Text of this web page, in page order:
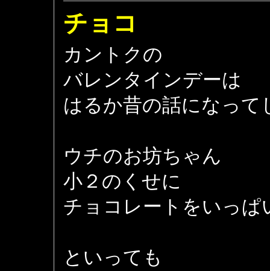
チョコ
カントクの
バレンタインデーは
はるか昔の話になって
ウチのお坊ちゃん
小２のくせに
チョコレートをいっ
といっても